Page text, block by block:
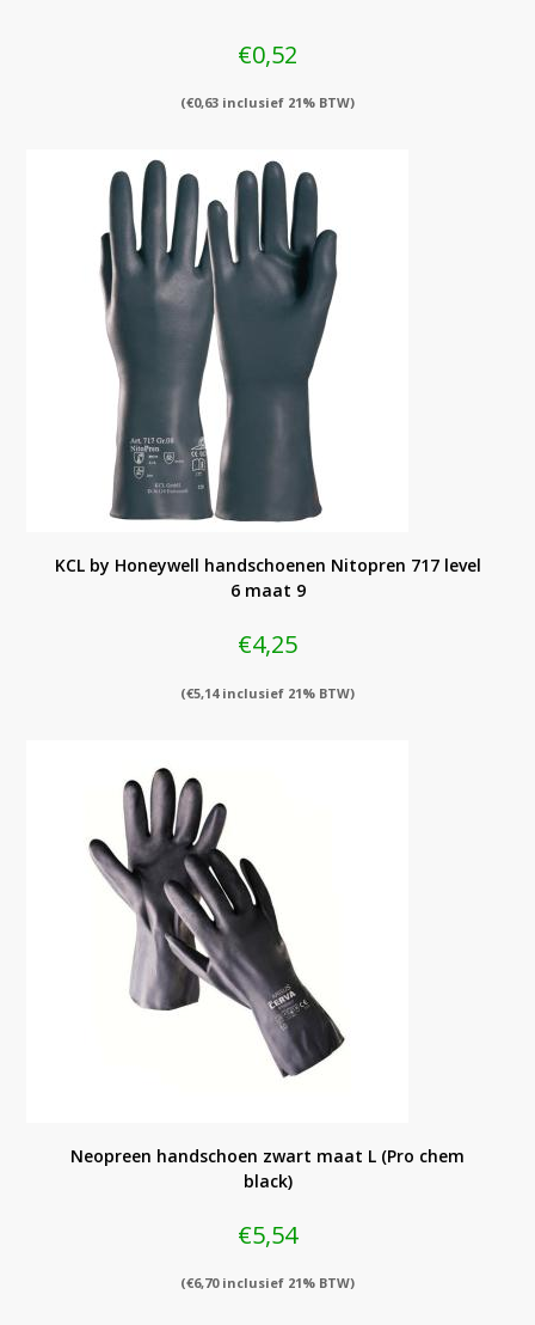
€0,52
(€0,63 inclusief 21% BTW)
KCL by Honeywell handschoenen Nitopren 717 level
6 maat 9
€4,25
(€5,14inclusief 21% BTW)
Neopreen handschoen zwart maat L (Pro chem
black)
€5,54
(€6,70inclusief 21% BTW)